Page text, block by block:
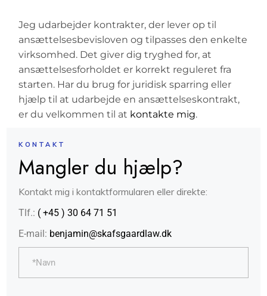
Jeg udarbejder kontrakter, der lever op til
ansættelsesbevisloven og tilpasses den enkelte
virksomhed. Det giver dig tryghed for, at
ansættelsesforholdet er korrekt reguleret fra
starten. Har du brug for juridisk sparring eller
hjælp til at udarbejde en ansættelseskontrakt,
er du velkommen til at kontakte mig.
KONTAKT
Mangler du hjælp?
Kontakt mig i kontaktformularen eller direkte:
Tlf.: ( +45 ) 30 64 71 51
E-mail: benjamin@skafsgaardlaw.dk